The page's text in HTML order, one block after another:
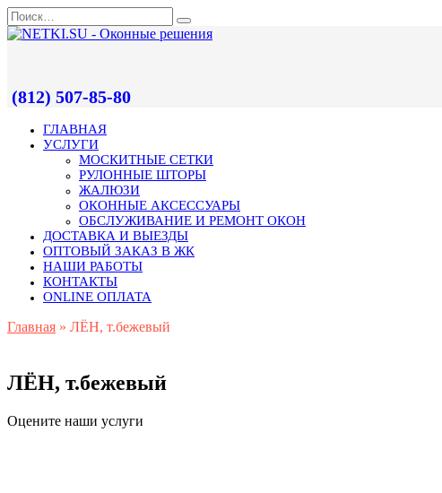
(812) 507-85-80
ГЛАВНАЯ
УСЛУГИ
МОСКИТНЫЕ СЕТКИ
РУЛОННЫЕ ШТОРЫ
ЖАЛЮЗИ
ОКОННЫЕ АКСЕССУАРЫ
ОБСЛУЖИВАНИЕ И РЕМОНТ ОКОН
ДОСТАВКА И ВЫЕЗДЫ
ОПТОВЫЙ ЗАКАЗ В ЖК
НАШИ РАБОТЫ
КОНТАКТЫ
ONLINE ОПЛАТА
Главная » ЛЁН, т.бежевый
ЛЁН, т.бежевый
Оцените наши услуги